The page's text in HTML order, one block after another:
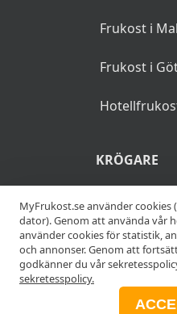
Frukost i
Frukost i
KRÖGARE
Anslut din
Add your
ANNONSERA
MyFrukost.se använder
dator). Genom att använda vår
använder cookies för statistik,
och annonser. Genom att
godkänner du vår
sekretesspolicy.